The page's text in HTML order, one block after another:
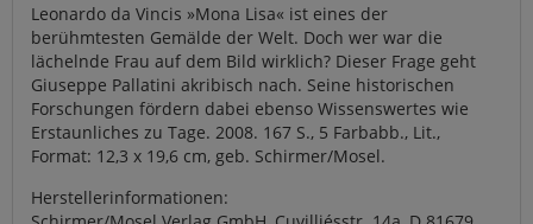
Leonardo da Vincis »Mona Lisa« ist eines der
berühmtesten Gemälde der Welt. Doch wer war die
lächelnde Frau auf dem Bild wirklich? Dieser Frage geht
Giuseppe Pallatini akribisch nach. Seine historischen
Forschungen fördern dabei ebenso Wissenswertes wie
Erstaunliches zu Tage. 2008. 167 S., 5 Farbabb., Lit.,
Format: 12,3 x 19,6 cm, geb. Schirmer/Mosel.
Herstellerinformationen: